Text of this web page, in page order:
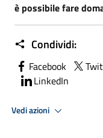
è possibile fare
Condividi:
Facebook
LinkedIn
Vedi azioni